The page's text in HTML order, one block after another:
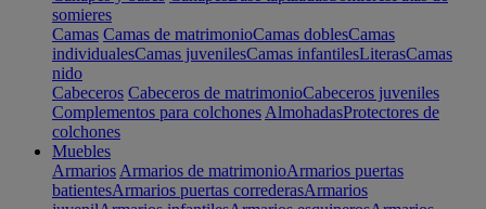
somieres
Camas Camas de matrimonioCamas doblesCamas
individualesCamas juvenilesCamas infantilesLiterasCamas
nido
Cabeceros Cabeceros de matrimonioCabeceros juveniles
Complementos para colchones AlmohadasProtectores de
colchones
Muebles
Armarios Armarios de matrimonioArmarios puertas
batientesArmarios puertas correderasArmarios